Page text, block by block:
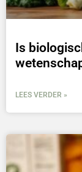
Is
LEES VERDER »